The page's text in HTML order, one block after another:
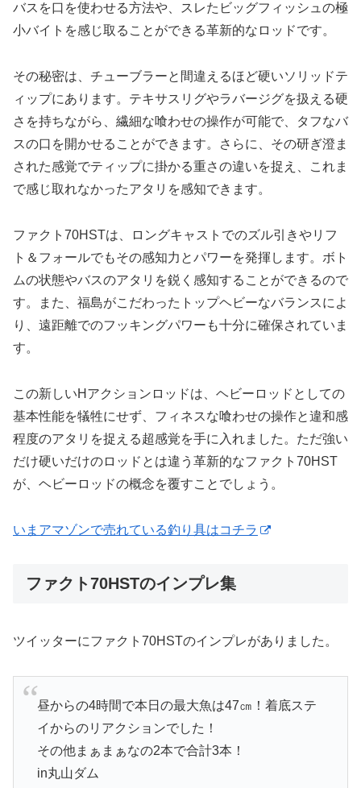
バスを口を使わせる方法や、スレたビッグフィッシュの極
小バイトを感じ取ることができる革新的なロッドです。
その秘密は、チューブラーと間違えるほど硬いソリッドテ
ィップにあります。テキサスリグやラバージグを扱える硬
さを持ちながら、繊細な喰わせの操作が可能で、タフなバ
スの口を開かせることができます。さらに、その研ぎ澄ま
された感覚でティップに掛かる重さの違いを捉え、これま
で感じ取れなかったアタリを感知できます。
ファクト70HSTは、ロングキャストでのズル引きやリフ
ト＆フォールでもその感知力とパワーを発揮します。ボト
ムの状態やバスのアタリを鋭く感知することができるので
す。また、福島がこだわったトップヘビーなバランスによ
り、遠距離でのフッキングパワーも十分に確保されていま
す。
この新しいHアクションロッドは、ヘビーロッドとしての
基本性能を犠牲にせず、フィネスな喰わせの操作と違和感
程度のアタリを捉える超感覚を手に入れました。ただ強い
だけ硬いだけのロッドとは違う革新的なファクト70HST
が、ヘビーロッドの概念を覆すことでしょう。
いまアマゾンで売れている釣り具はコチラ
ファクト70HSTのインプレ集
ツイッターにファクト70HSTのインプレがありました。
昼からの4時間で本日の最大魚は47㎝！着底ステ
イからのリアクションでした！
その他まぁまぁなの2本で合計3本！
in丸山ダム